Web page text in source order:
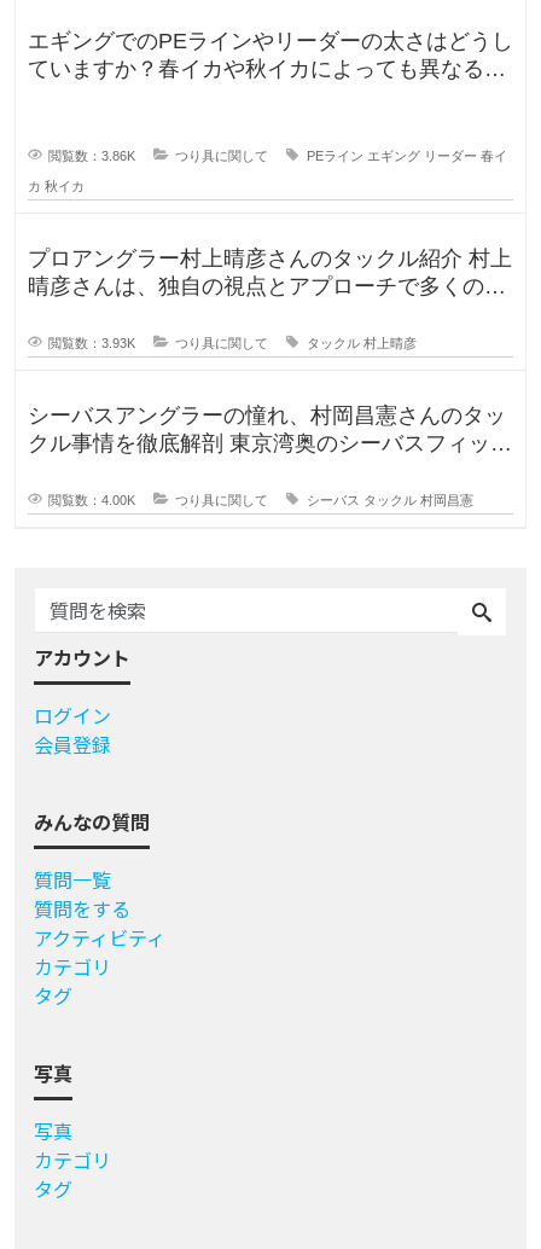
エギングでのPEラインやリーダーの太さはどうし
ていますか？春イカや秋イカによっても異なると
閲覧数：3.86K つり具に関して PEライン エギング リーダー 春イ
カ 秋イカ
プロアングラー村上晴彦さんのタックル紹介 村上
晴彦さんは、独自の視点とアプローチで多くのフ
閲覧数：3.93K つり具に関して タックル 村上晴彦
シーバスアングラーの憧れ、村岡昌憲さんのタッ
クル事情を徹底解剖 東京湾奥のシーバスフィッシ
閲覧数：4.00K つり具に関して シーバス タックル 村岡昌憲
アカウント
ログイン
会員登録
みんなの質問
質問一覧
質問をする
アクティビティ
カテゴリ
タグ
写真
写真
カテゴリ
タグ